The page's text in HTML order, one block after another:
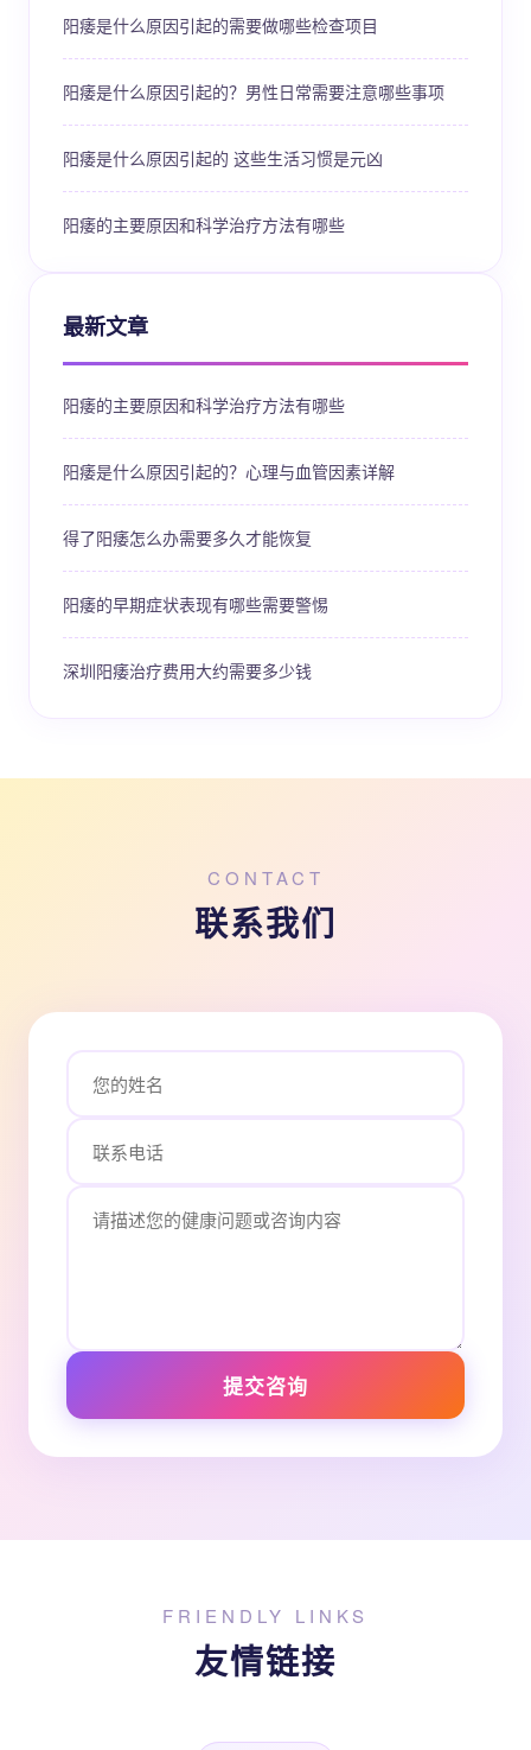
阳痿是什么原因引起的需要做哪些检查项目
阳痿是什么原因引起的？男性日常需要注意哪些事项
阳痿是什么原因引起的 这些生活习惯是元凶
阳痿的主要原因和科学治疗方法有哪些
最新文章
阳痿的主要原因和科学治疗方法有哪些
阳痿是什么原因引起的？心理与血管因素详解
得了阳痿怎么办需要多久才能恢复
阳痿的早期症状表现有哪些需要警惕
深圳阳痿治疗费用大约需要多少钱
CONTACT
联系我们
提交咨询
FRIENDLY LINKS
友情链接